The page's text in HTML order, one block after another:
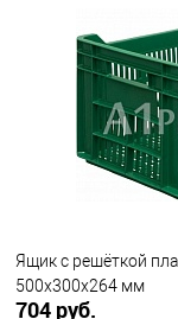
Ящик с решёткой
500х300х264 мм
704 руб.